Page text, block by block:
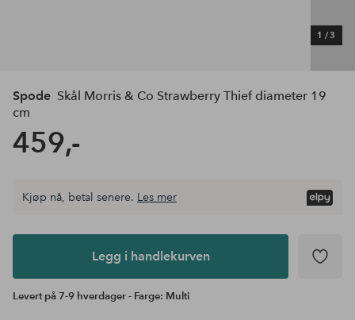
1 /3
Spode Skål Morris & Co Strawberry Thief diameter 19
cm
459,-
Legg i
Kjøp nå, betal senere. Les mer
Legg i handlekurven
Levert på 7-9 hverdager - Farge: Multi